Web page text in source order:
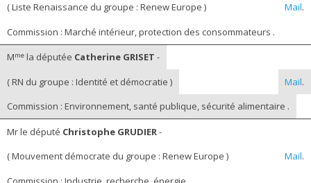
( Liste Renaissance du groupe : Renew Europe )
Mail.
Commission : Marché intérieur, protection des consommateurs .
Mmela députée Catherine GRISET -
( RN du groupe : Identité et démocratie )
Mail.
Commission : Environnement, santé publique, sécurité alimentaire .
Mr le député Christophe GRUDIER-
( Mouvement démocrate du groupe : Renew Europe )
Mail.